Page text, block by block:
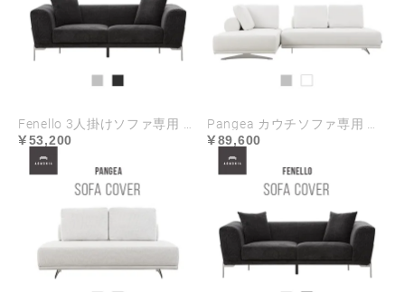
Fenello 3人掛けソファ専用 ソファカバー ハイランク生地
53,200
Pangea カウチソファ専用 ソファカバー ハイランク生地
89,600